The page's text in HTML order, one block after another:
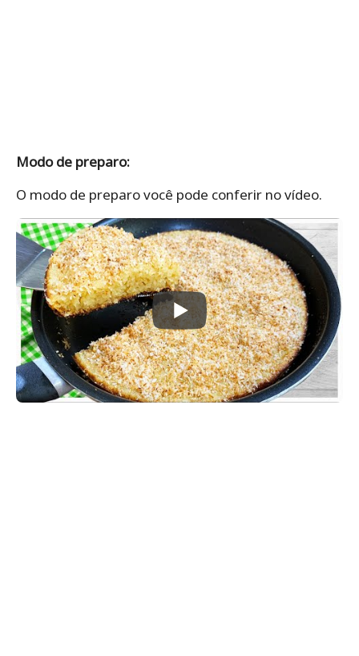
Modo de preparo:
O modo de preparo você pode conferir no vídeo.